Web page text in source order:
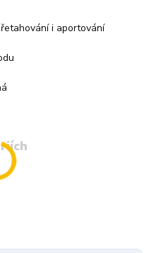
i aportování